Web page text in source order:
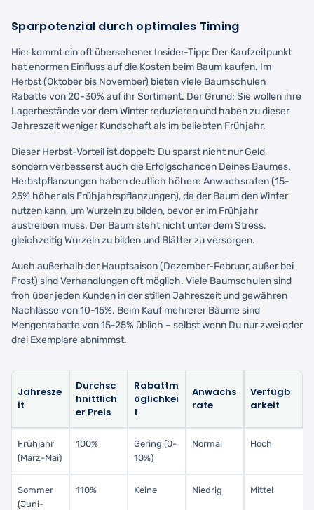
Sparpotenzial durch optimales Timing
Hier kommt ein oft übersehener Insider-Tipp: Der Kaufzeitpunkt
hat enormen Einfluss auf die Kosten beim Baum kaufen. Im
Herbst (Oktober bis November) bieten viele Baumschulen
Rabatte von 20-30% auf ihr Sortiment. Der Grund: Sie wollen ihre
Lagerbestände vor dem Winter reduzieren und haben zu dieser
Jahreszeit weniger Kundschaft als im beliebten Frühjahr.
Dieser Herbst-Vorteil ist doppelt: Du sparst nicht nur Geld,
sondern verbesserst auch die Erfolgschancen Deines Baumes.
Herbstpflanzungen haben deutlich höhere Anwachsraten (15-
25% höher als Frühjahrspflanzungen), da der Baum den Winter
nutzen kann, um Wurzeln zu bilden, bevor er im Frühjahr
austreiben muss. Der Baum steht nicht unter dem Stress,
gleichzeitig Wurzeln zu bilden und Blätter zu versorgen.
Auch außerhalb der Hauptsaison (Dezember-Februar, außer bei
Frost) sind Verhandlungen oft möglich. Viele Baumschulen sind
froh über jeden Kunden in der stillen Jahreszeit und gewähren
Nachlässe von 10-15%. Beim Kauf mehrerer Bäume sind
Mengenrabatte von 15-25% üblich – selbst wenn Du nur zwei oder
drei Exemplare abnimmst.
Jahresze
it
Durchsc
hnittlich
er Preis
Rabattm
öglichkei
t
Anwachs
rate
Verfügb
arkeit
Frühjahr
(März-Mai)
100%
Gering (0-
10%)
Normal Hoch
Sommer
(Juni-
110% Keine Niedrig Mittel